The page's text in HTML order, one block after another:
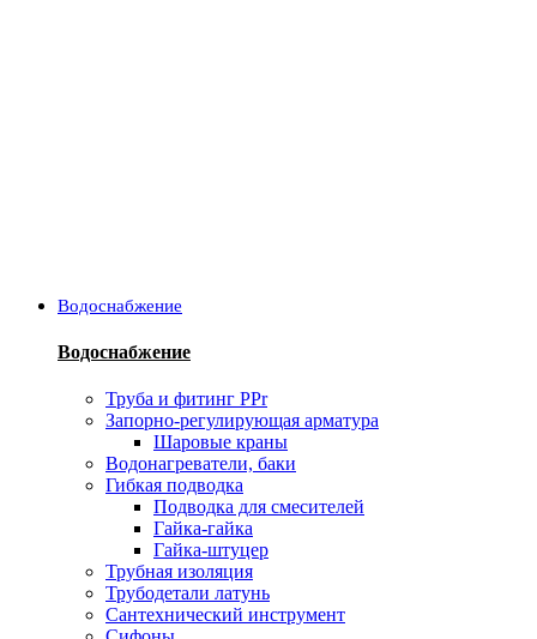
Водоснабжение
Водоснабжение
Труба и фитинг PPr
Запорно-регулирующая арматура
Шаровые краны
Водонагреватели, баки
Гибкая подводка
Подводка для смесителей
Гайка-гайка
Гайка-штуцер
Трубная изоляция
Трубодетали латунь
Сантехнический инструмент